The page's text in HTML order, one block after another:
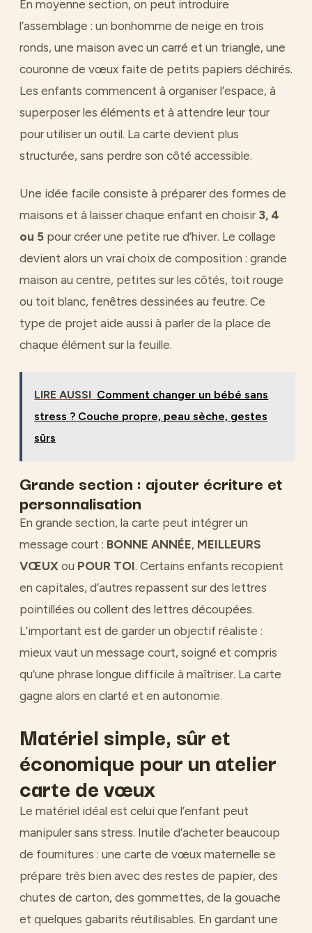
En moyenne section, on peut introduire
l’assemblage : un bonhomme de neige en trois
ronds, une maison avec un carré et un triangle, une
couronne de vœux faite de petits papiers déchirés.
Les enfants commencent à organiser l’espace, à
superposer les éléments et à attendre leur tour
pour utiliser un outil. La carte devient plus
structurée, sans perdre son côté accessible.
Une idée facile consiste à préparer des formes de
maisons et à laisser chaque enfant en choisir 3, 4
ou 5 pour créer une petite rue d’hiver. Le collage
devient alors un vrai choix de composition : grande
maison au centre, petites sur les côtés, toit rouge
ou toit blanc, fenêtres dessinées au feutre. Ce
type de projet aide aussi à parler de la place de
chaque élément sur la feuille.
LIRE AUSSI Comment changer un bébé sans
stress ? Couche propre, peau sèche, gestes
sûrs
Grande section : ajouter écriture et
personnalisation
En grande section, la carte peut intégrer un
message court : BONNE ANNÉE, MEILLEURS
VŒUX ou POUR TOI. Certains enfants recopient
en capitales, d’autres repassent sur des lettres
pointillées ou collent des lettres découpées.
L’important est de garder un objectif réaliste :
mieux vaut un message court, soigné et compris
qu’une phrase longue difficile à maîtriser. La carte
gagne alors en clarté et en autonomie.
Matériel simple, sûr et
économique pour un atelier
carte de vœux
Le matériel idéal est celui que l’enfant peut
manipuler sans stress. Inutile d’acheter beaucoup
de fournitures : une carte de vœux maternelle se
prépare très bien avec des restes de papier, des
chutes de carton, des gommettes, de la gouache
et quelques gabarits réutilisables. En gardant une